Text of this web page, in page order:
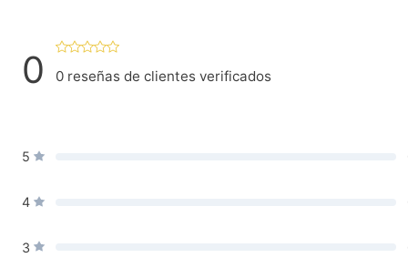
0 0 reseñas de clientes verificados
5
4
3